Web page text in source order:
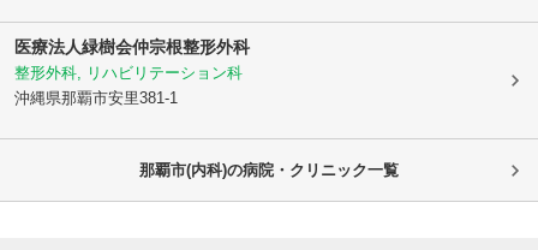
医療法人緑樹会仲宗根整形外科
整形外科, リハビリテーション科
沖縄県那覇市安里381-1
那覇市(内科)の病院・クリニック一覧